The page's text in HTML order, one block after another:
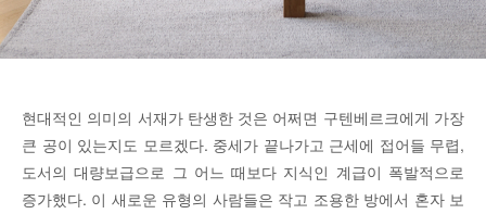
현대적인 의미의 서재가 탄생한 것은 어쩌면 구텐베르크에게 가장
큰 공이 있는지도 모르겠다. 중세가 끝나가고 근세에 접어들 무렵,
도서의 대량보급으로 그 어느 때보다 지식인 계급이 폭발적으로
증가했다. 이 새로운 유형의 사람들은 작고 조용한 방에서 혼자 보